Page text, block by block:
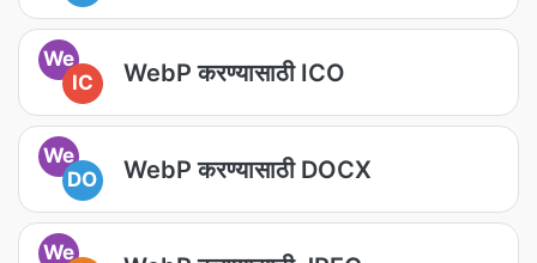
We
IC
WebP करण्यासाठी ICO
We
DO
WebP करण्यासाठी DOCX
We